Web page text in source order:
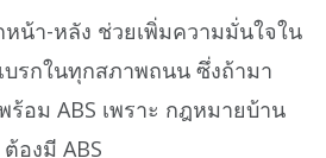
น้า-หลัง ช่วยเพิ่มความมั่นใจใน
บรกในทุกสภาพถนน ซึ่งถ้ามา
ร้อม ABS เพราะ กฎหมายบ้าน
องมี ABS